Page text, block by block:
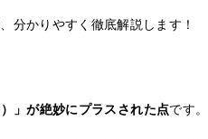
分かりやすく徹底解説します！
」が絶妙にプラスされた点です。